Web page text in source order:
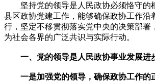
坚持党的领导是人民政协必须恪守的
县区政协党建工作，能够确保政协工作沿
行，坚定不移贯彻落实党中央的决策部署
为社会各界的广泛共识与实际行动。
一、党的领导是人民政协事业发展进
一是加强党的领导，确保政协工作的